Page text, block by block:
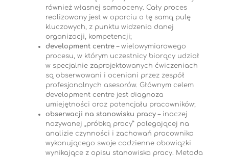
również własnej samooceny. Cały proces
realizowany jest w oparciu o tę samą pulę
kluczowych, z punktu widzenia danej
organizacji, kompetencji;
development centre– wielowymiarowego
procesu, w którym uczestnicy biorący udział
w specjalnie zaprojektowanych ćwiczeniach
są obserwowani i oceniani przez zespół
profesjonalnych asesorów. Głównym celem
development centre jest diagnoza
umiejętności oraz potencjału pracowników;
obserwacji na stanowisku pracy– inaczej
nazywanej „próbką pracy” polegającej na
analizie czynności i zachowań pracownika
wykonującego swoje codzienne obowiązki
wynikające z opisu stanowiska pracy. Metoda